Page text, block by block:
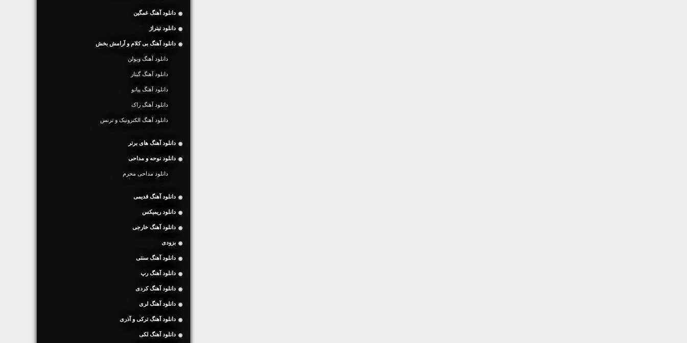
دانلود آهنگ غمگین
دانلود تیتراژ
دانلود آهنگ بی کلام و آرامش بخش
دانلود آهنگ ویولن
دانلود آهنگ گیتار
دانلود آهنگ پیانو
دانلود آهنگ راک
دانلود آهنگ الکترونیک و ترنس
دانلود آهنگ های برتر
دانلود نوحه و مداحی
دانلود مداحی محرم
دانلود آهنگ قدیمی
دانلود ریمیکس
دانلود آهنگ خارجی
بزودی
دانلود آهنگ سنتی
دانلود آهنگ رپ
دانلود آهنگ کردی
دانلود آهنگ لری
دانلود آهنگ ترکی و آذری
دانلود آهنگ لکی